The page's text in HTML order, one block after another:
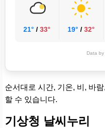
21° / 33° 19° / 32°
Data
순서대로 시간, 기온, 비, 바
할 수 있습니다.
기상청 날씨누리